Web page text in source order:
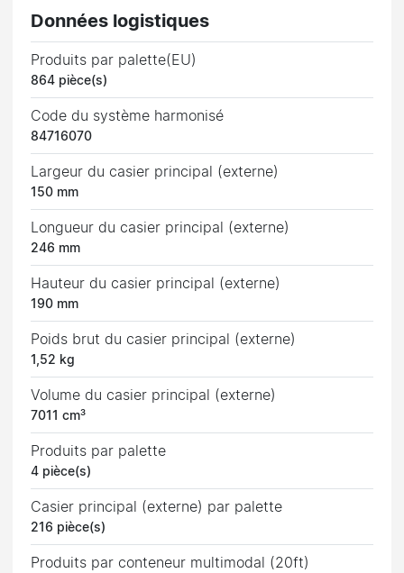
Données logistiques
Produits par palette(EU)
864 pièce(s)
Code du système harmonisé
84716070
Largeur du casier principal (externe)
150 mm
Longueur du casier principal (externe)
246 mm
Hauteur du casier principal (externe)
190 mm
Poids brut du casier principal (externe)
1,52 kg
Volume du casier principal (externe)
7011 cm³
Produits par palette
4 pièce(s)
Casier principal (externe) par palette
216 pièce(s)
Produits par conteneur multimodal (20ft)